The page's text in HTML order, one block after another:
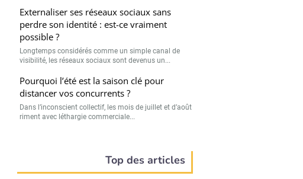
Externaliser ses réseaux sociaux sans
perdre son identité : est-ce vraiment
possible ?
Longtemps considérés comme un simple canal de
visibilité, les réseaux sociaux sont devenus un...
Pourquoi l’été est la saison clé pour
distancer vos concurrents ?
Dans l’inconscient collectif, les mois de juillet et d’août
riment avec léthargie commerciale...
Top des articles